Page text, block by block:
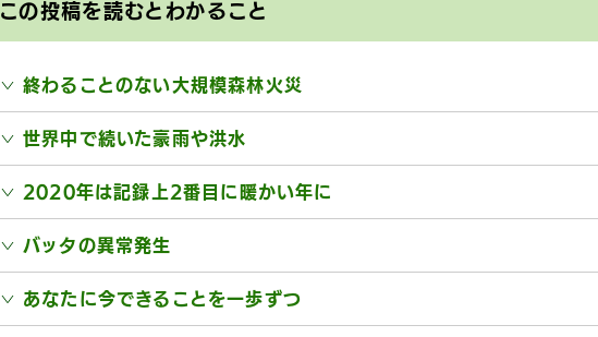
この投稿を読むとわかること
終わることのない大規模森林火災
世界中で続いた豪雨や洪水
2020年は記録上2番目に暖かい年に
バッタの異常発生
あなたに今できることを一歩ずつ